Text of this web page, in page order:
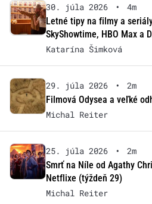
30. júla 2026 •
4m
Letné tipy na filmy a
SkyShowtime, HBO Max a
Katarína Šimková
29. júla 2026 •
2m
Filmová Odysea a veľké
Michal Reiter
25. júla 2026 •
2m
Smrť na Níle od Agathy
Netflixe (týždeň 29)
Michal Reiter